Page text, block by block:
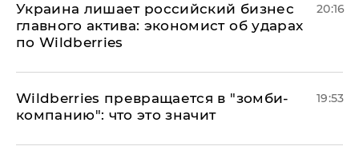
​Украина лишает российский бизнес
главного актива: экономист об ударах
по Wildberries
20:16
Wildberries превращается в "зомби-
компанию": что это значит
19:53